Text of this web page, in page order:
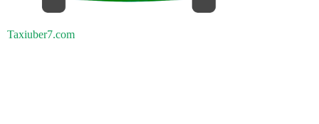
Taxiuber7.com